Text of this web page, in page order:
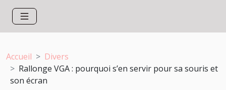
Accueil
Divers
Rallonge VGA : pourquoi s’en servir pour sa souris et
son écran